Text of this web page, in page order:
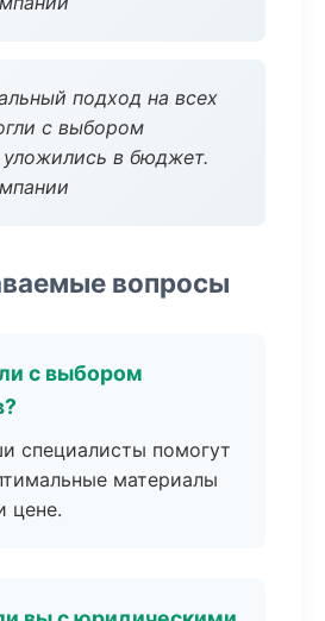
подход на всех
с выбором
в бюджет.
вопросы
с выбором
специалисты помогут
материалы
цене.